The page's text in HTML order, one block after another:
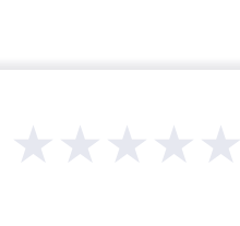
★★★★★